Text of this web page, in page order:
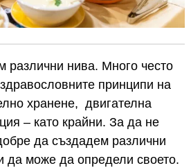
различни нива. Много често
принципи на
хранене, двигателна
– като крайни. За да не
да създадем различни
да може да определи своето.